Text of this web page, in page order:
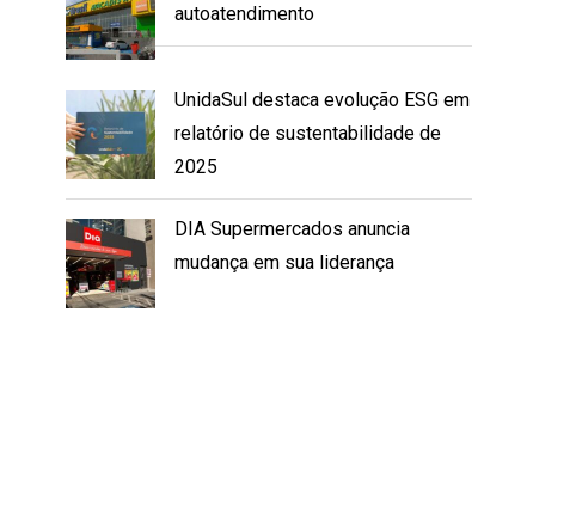
autoatendimento
UnidaSul destaca evolução ESG em
relatório de sustentabilidade de
2025
DIA Supermercados anuncia
mudança em sua liderança